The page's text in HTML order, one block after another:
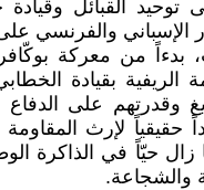
توحيد القبائل
الإسباني والفرنسي
بدءاً من معركة
الريفية بقيادة
وقدرتهم على
حقيقياً لإرث
زال حيّاً في الذاكرة
والشجاعة.